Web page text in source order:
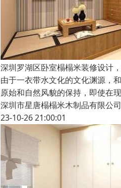
深圳罗湖区卧室榻榻米装修设计
由于一衣带水文化的文化渊源，
原始和自然风貌的保持，即使在
深圳市星唐榻榻米木制品有限公司
23-10-26 21:00:01